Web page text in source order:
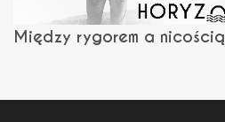
Między rygorem a nicością